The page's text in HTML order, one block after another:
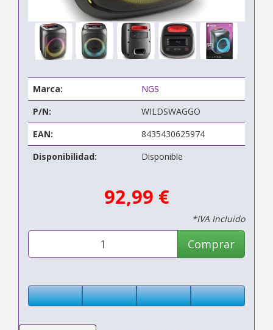
Marca:
NGS
P/N:
WILDSWAGGO
EAN:
8435430625974
Disponibilidad:
Disponible
92,99 €
*IVA Incluido
Comprar